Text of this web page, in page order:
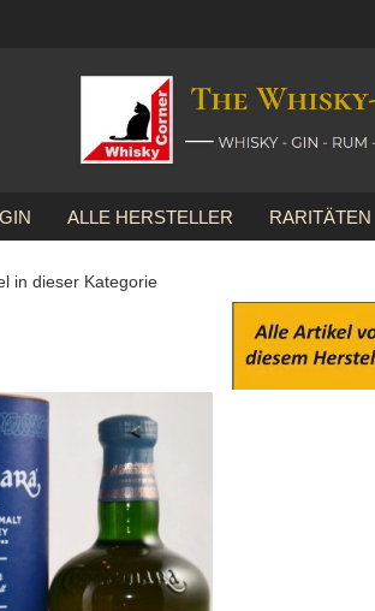
GIN ALLE HERSTELLER RARITÄTEN
in dieser Kategorie